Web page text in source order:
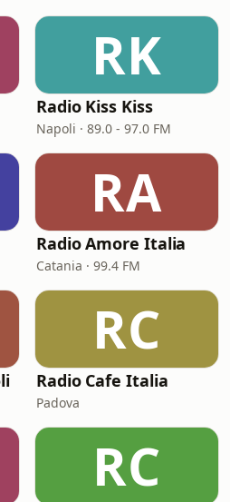
RK
Radio Kiss Kiss
Napoli · 89.0 - 97.0 FM
RA
Radio Amore Italia
Catania · 99.4 FM
RC
Radio Cafe Italia
Padova
RC